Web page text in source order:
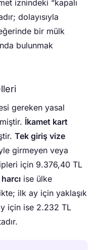
iznindeki “kapalı
dolayısıyla
bir mülk
bulunmak
gereken yasal
İkamet kart
Tek giriş vize
girmeyen veya
için 9.376,40 TL
ise ülke
ilk ay için yaklaşık
için ise 2.232 TL